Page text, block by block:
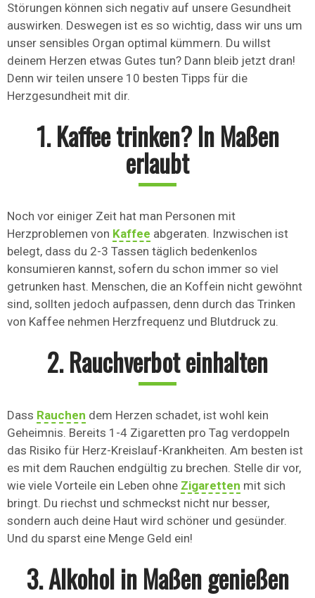
Störungen können sich negativ auf unsere Gesundheit
auswirken. Deswegen ist es so wichtig, dass wir uns um
unser sensibles Organ optimal kümmern. Du willst
deinem Herzen etwas Gutes tun? Dann bleib jetzt dran!
Denn wir teilen unsere 10 besten Tipps für die
Herzgesundheit mit dir.
1. Kaffee trinken? In Maßen
erlaubt
Noch vor einiger Zeit hat man Personen mit
Herzproblemen von Kaffee abgeraten. Inzwischen ist
belegt, dass du 2-3 Tassen täglich bedenkenlos
konsumieren kannst, sofern du schon immer so viel
getrunken hast. Menschen, die an Koffein nicht gewöhnt
sind, sollten jedoch aufpassen, denn durch das Trinken
von Kaffee nehmen Herzfrequenz und Blutdruck zu.
2. Rauchverbot einhalten
Dass Rauchen dem Herzen schadet, ist wohl kein
Geheimnis. Bereits 1-4 Zigaretten pro Tag verdoppeln
das Risiko für Herz-Kreislauf-Krankheiten. Am besten ist
es mit dem Rauchen endgültig zu brechen. Stelle dir vor,
wie viele Vorteile ein Leben ohne Zigaretten mit sich
bringt. Du riechst und schmeckst nicht nur besser,
sondern auch deine Haut wird schöner und gesünder.
Und du sparst eine Menge Geld ein!
3. Alkohol in Maßen genießen